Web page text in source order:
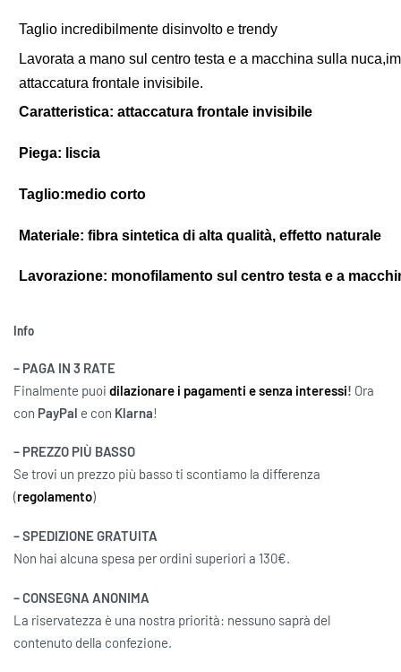
Taglio incredibilmente disinvolto e trendy
Lavorata a mano sul centro testa e a macchina sulla
attaccatura frontale invisibile.
Caratteristica: attaccatura frontale invisibile
Piega: liscia
Taglio:medio corto
Materiale: fibra sintetica di alta qualità, effetto naturale
Lavorazione: monofilamento sul centro testa e a
Info
– PAGA IN 3 RATE
Finalmente puoi dilazionare i pagamenti e senza interessi! Ora
con PayPal e con Klarna!
– PREZZO PIÙ BASSO
Se trovi un prezzo più basso ti scontiamo la differenza
(regolamento)
– SPEDIZIONE GRATUITA
Non hai alcuna spesa per ordini superiori a 130€.
– CONSEGNA ANONIMA
La riservatezza è una nostra priorità: nessuno saprà del
contenuto della confezione.